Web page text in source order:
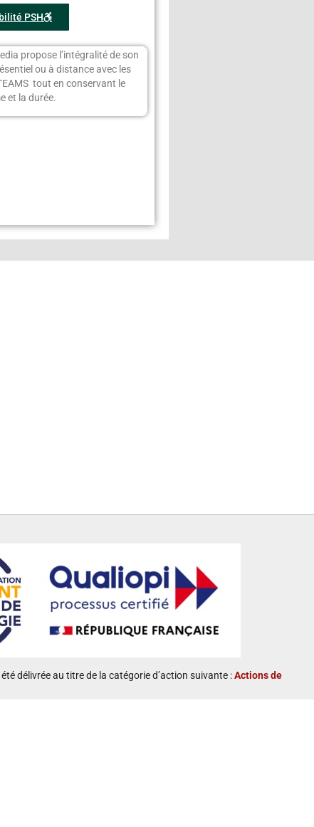
PSH
propose l’intégralité de son
ou à distance avec les
tout en conservant le
et la durée.
délivrée au titre de la catégorie d’action suivante :Actions de